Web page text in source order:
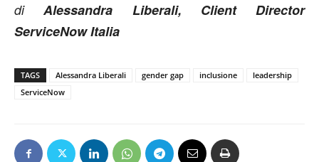
diAlessandra Liberali, Client Director
ServiceNow Italia
TAGS Alessandra Liberali gender gap inclusione
leadership
ServiceNow